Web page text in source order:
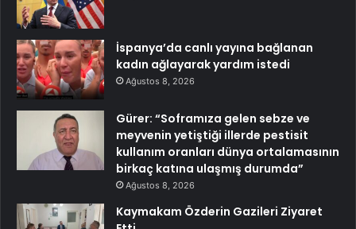
İspanya’da canlı yayına bağlanan
kadın ağlayarak yardım istedi
Ağustos 8, 2026
Gürer: “Soframıza gelen sebze ve
meyvenin yetiştiği illerde pestisit
kullanım oranları dünya ortalamasının
birkaç katına ulaşmış durumda”
Ağustos 8, 2026
Kaymakam Özderin Gazileri Ziyaret